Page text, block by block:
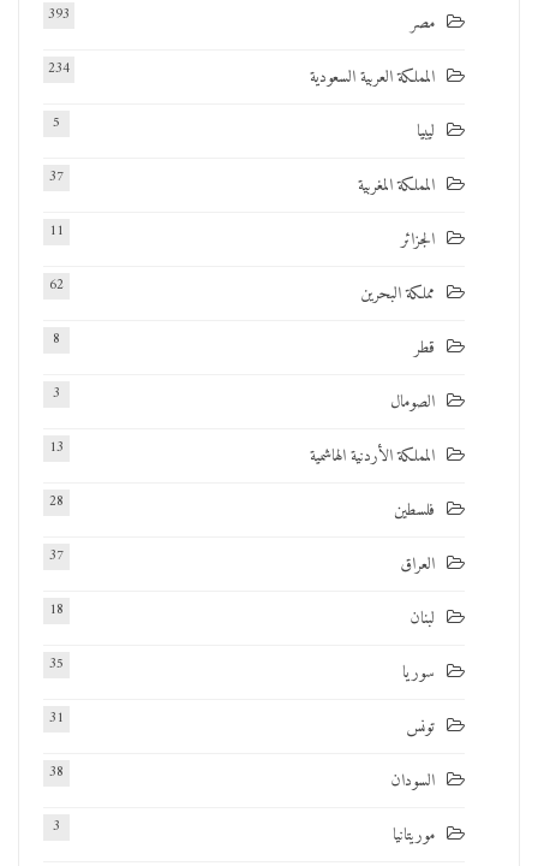
مصر 393
المملكة العربية السعودية 234
ليبيا 5
المملكة المغربية 37
الجزائر 11
مملكة البحرين 62
قطر 8
الصومال 3
المملكة الأردنية الهاشمية 13
فلسطين 28
العراق 37
لبنان 18
سوريا 35
تونس 31
السودان 38
موريتانيا 3